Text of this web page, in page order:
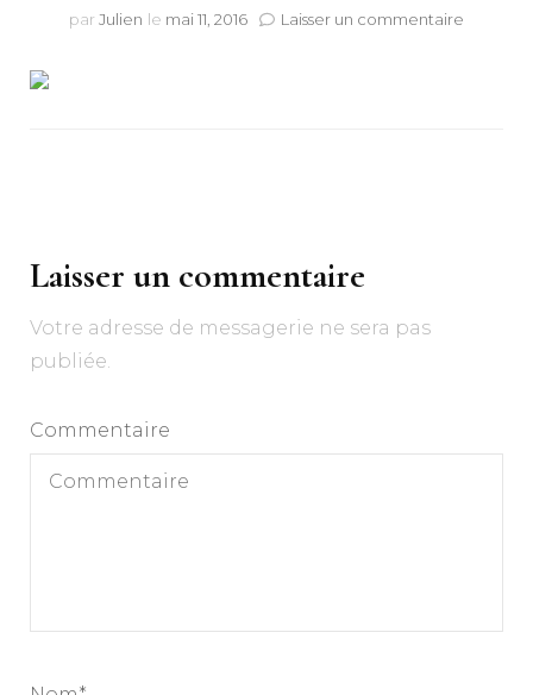
par Julien le mai 11, 2016 Laisser un commentaire
Laisser un commentaire
Votre adresse de messagerie ne sera pas
publiée.
Commentaire